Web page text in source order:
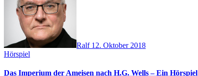
Ralf 12. Oktober 2018
Hörspiel
Das Imperium der Ameisen nach H.G. Wells – Ein Hörspiel